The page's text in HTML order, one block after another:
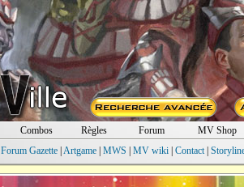
Combos Règles Forum
MV Shop
Forum Gazette| Artgame| MWS MV wiki| Contact|